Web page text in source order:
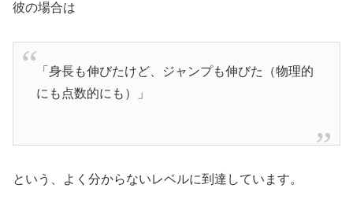
彼の場合は
「身長も伸びたけど、ジャンプも伸びた（物理的
にも点数的にも）」
という、よく分からないレベルに到達しています。